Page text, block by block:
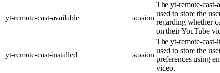
yt-remote-cast-available session
The yt-remote-cast-
used to store the
regarding whether
on their YouTube
yt-remote-cast-installed session
The yt-remote-cast-
used to store the
preferences using
video.